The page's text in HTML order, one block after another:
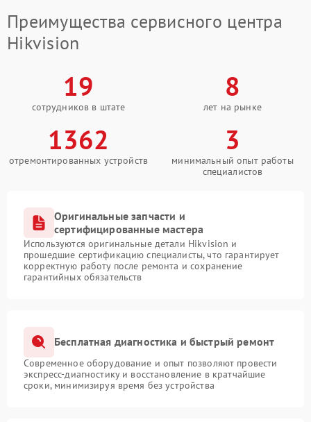
Преимущества сервисного центра
Hikvision
19
сотрудников в штате
8
лет на рынке
1362
отремонтированных устройств
3
минимальный опыт работы
специалистов
Оригинальные запчасти и
сертифицированные мастера
Используются оригинальные детали Hikvision и
прошедшие сертификацию специалисты, что гарантирует
корректную работу после ремонта и сохранение
гарантийных обязательств
Бесплатная диагностика и быстрый ремонт
Современное оборудование и опыт позволяют провести
экспресс-диагностику и восстановление в кратчайшие
сроки, минимизируя время без устройства